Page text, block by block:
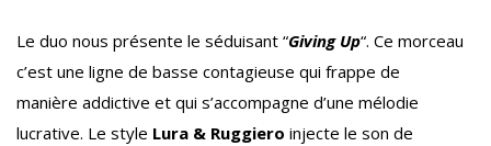
Le duo nous présente le séduisant “Giving Up“. Ce morceau
c’est une ligne de basse contagieuse qui frappe de
manière addictive et qui s’accompagne d’une mélodie
lucrative. Le style Lura & Ruggiero injecte le son de